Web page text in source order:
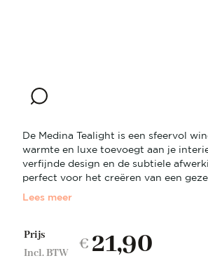
Prijs
Incl. BTW
€ 21,90
De Medina Tealight is een sfeervol
warmte en luxe toevoegt aan je
verfijnde design en de subtiele
perfect voor het creëren van een
eyecatcher die je interieur net dat
geeft.
Lees meer